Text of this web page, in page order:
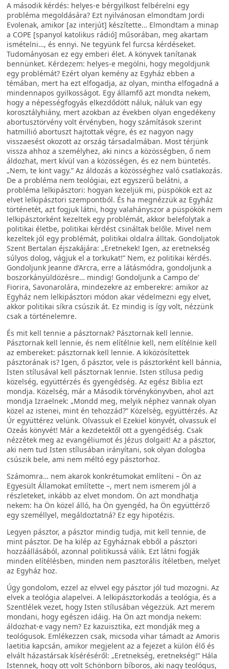
A második kérdés: helyes-e bérgyilkost felbérelni egy
probléma megoldására? Ezt nyilvánosan elmondtam Jordi
Evolenak, amikor [az interjút] készítette… Elmondtam a minap
a COPE [spanyol katolikus rádió] műsorában, meg akartam
ismételni…, és ennyi. Ne tegyünk fel furcsa kérdéseket.
Tudományosan ez egy emberi élet. A könyvek tanítanak
bennünket. Kérdezem: helyes-e megölni, hogy megoldjunk
egy problémát? Ezért olyan kemény az Egyház ebben a
témában, mert ha ezt elfogadja, az olyan, mintha elfogadná a
mindennapos gyilkosságot. Egy államfő azt mondta nekem,
hogy a népességfogyás elkezdődött náluk, náluk van egy
korosztályhiány, mert azokban az években olyan engedékeny
abortusztörvény volt érvényben, hogy számítások szerint
hatmillió abortuszt hajtottak végre, és ez nagyon nagy
visszaesést okozott az ország társadalmában. Most térjünk
vissza ahhoz a személyhez, aki nincs a közösségben, ő nem
áldozhat, mert kívül van a közösségen, és ez nem büntetés.
„Nem, te kint vagy.” Az áldozás a közösséghez való csatlakozás.
De a probléma nem teológiai, ezt egyszerű belátni, a
probléma lelkipásztori: hogyan kezeljük mi, püspökök ezt az
elvet lelkipásztori szempontból. És ha megnézzük az Egyház
történetét, azt fogjuk látni, hogy valahányszor a püspökök nem
lelkipásztorként kezeltek egy problémát, akkor belefolytak a
politikai életbe, politikai kérdést csináltak belőle. Mivel nem
kezeltek jól egy problémát, politikai oldalra álltak. Gondoljatok
Szent Bertalan éjszakájára: „Eretnekek! Igen, az eretnekség
súlyos dolog, vágjuk el a torkukat!” Nem, ez politikai kérdés.
Gondoljunk Jeanne d’Arcra, erre a látásmódra, gondoljunk a
boszorkányüldözésre… mindig! Gondoljunk a Campo de’
Fiorira, Savonarolára, mindezekre az emberekre: amikor az
Egyház nem lelkipásztori módon akar védelmezni egy elvet,
akkor politikai síkra csúszik át. Ez mindig is így volt, nézzünk
csak a történelemre.
És mit kell tennie a pásztornak? Pásztornak kell lennie.
Pásztornak kell lennie, és nem elítélnie kell, nem elítélnie kell
az embereket: pásztornak kell lennie. A kiközösítettek
pásztorának is? Igen, ő pásztor, vele is pásztorként kell bánnia,
Isten stílusával kell pásztornak lennie. Isten stílusa pedig
közelség, együttérzés és gyengédség. Az egész Biblia ezt
mondja. Közelség, már a Második törvénykönyvben, ahol azt
mondja Izraelnek: „Mondd meg, melyik néphez vannak olyan
közel az istenei, mint én tehozzád?” Közelség, együttérzés. Az
Úr együttérez velünk. Olvassuk el Ezekiel könyvét, olvassuk el
Ozeás könyvét! Már a kezdetektől ott a gyengédség. Csak
nézzétek meg az evangéliumot és Jézus dolgait! Az a pásztor,
aki nem tud Isten stílusában irányítani, sok olyan dologba
csúszik bele, ami nem méltó egy pásztorhoz.
Számomra… nem akarok konkrétumokat említeni – Ön az
Egyesült Államokat említette –, mert nem ismerem jól a
részleteket, inkább az elvet mondom. Ön azt mondhatja
nekem: ha Ön közel álló, ha Ön gyengéd, ha Ön együttérző
egy személlyel, megáldoztatná? Ez egy hipotézis.
Legyen pásztor, a pásztor mindig tudja, mit kell tennie, de
mint pásztor. De ha kilép az Egyháznak ebből a pásztori
hozzáállásából, azonnal politikussá válik. Ezt látni fogják
minden elítélésben, minden nem pasztorális ítéletben, melyet
az Egyház hoz.
Úgy gondolom, ezzel az elvvel egy pásztor jól tud mozogni. Az
elvek a teológia alapelvei. A lelkipásztorkodás a teológia, és a
Szentlélek vezet, hogy Isten stílusában végezzük. Azt merem
mondani, hogy egészen idáig. Ha Ön azt mondja nekem:
áldozhat-e vagy nem? Ez kazuisztika, ezt mondják meg a
teológusok. Emlékezzen csak, micsoda vihar támadt az Amoris
laetitia kapcsán, amikor megjelent az a fejezet a külön élő és
elvált házastársak kíséréséről: „Eretnekség, eretnekség!” Hála
Istennek, hogy ott volt Schönborn bíboros, aki nagy teológus,